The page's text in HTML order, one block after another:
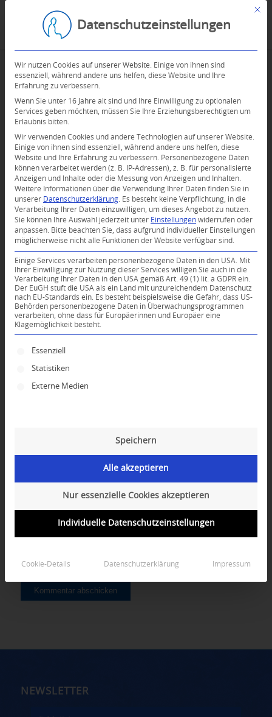
0
KOMMENTARE
Dein Kommentar
An Diskussion beteiligen?
Hinterlassen Sie uns Ihren Kommentar!
NEWSLETTER
Mit
Datenschutzeinstellungen
Wir nutzen Cookies auf unserer Website. Einige von ihnen sind
essenziell, während andere uns helfen, diese Website und Ihre
Erfahrung zu verbessern.
Wenn Sie unter 16 Jahre alt sind und Ihre Einwilligung zu optionalen
Services geben möchten, müssen Sie Ihre Erziehungsberechtigten um
Erlaubnis bitten.
Wir verwenden Cookies und andere Technologien auf unserer Website.
Einige von ihnen sind essenziell, während andere uns helfen, diese
Website und Ihre Erfahrung zu verbessern.
Personenbezogene Daten
können verarbeitet werden (z. B. IP-Adressen), z. B. für personalisierte
Anzeigen und Inhalte oder die Messung von Anzeigen und Inhalten.
Weitere Informationen über die Verwendung Ihrer Daten finden Sie in
unserer Datenschutzerklärung
Es besteht keine Verpflichtung, in die
Verarbeitung Ihrer Daten einzuwilligen, um dieses Angebot zu nutzen.
Sie können Ihre Auswahl jederzeit unter Einstellungen widerrufen oder
anpassen.
Bitte beachten Sie, dass aufgrund individueller Einstellungen
möglicherweise nicht alle Funktionen der Website verfügbar sind.
Einige Services verarbeiten personenbezogene Daten in den USA. Mit
Ihrer Einwilligung zur Nutzung dieser Services willigen Sie auch in die
Verarbeitung Ihrer Daten in den USA gemäß Art. 49 (1) lit. a GDPR ein.
Der EuGH stuft die USA als ein Land mit unzureichendem Datenschutz
nach EU-Standards ein. Es besteht beispielsweise die Gefahr, dass US-
Behörden personenbezogene Daten in Überwachungsprogrammen
verarbeiten, ohne dass für Europäerinnen und Europäer eine
Klagemöglichkeit besteht.
Es folgt eine Liste der Service-Gruppen, für die
Essenziell
Statistiken
Externe Medien
Speichern
Alle akzeptieren
Nur essenzielle Cookies akzeptieren
Individuelle Datenschutzeinstellungen
Cookie-Details Datenschutzerklärung Impressum